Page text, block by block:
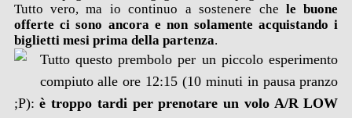
Tutto vero, ma io continuo a sostenere che le buone
offerte ci sono ancora e non solamente acquistando i
biglietti mesi prima della partenza.
Tutto questo prembolo per un piccolo esperimento
compiuto alle ore 12:15 (10 minuti in pausa pranzo
;P):è troppo tardi per prenotare un volo A/R LOW